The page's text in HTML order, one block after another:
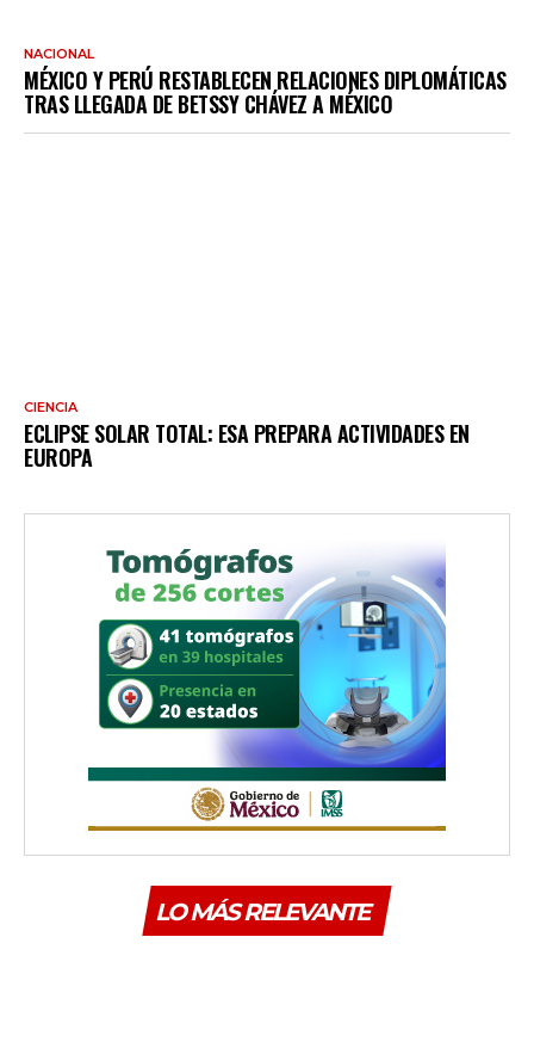
NACIONAL
MÉXICO Y PERÚ RESTABLECEN RELACIONES DIPLOMÁTICAS
TRAS LLEGADA DE BETSSY CHÁVEZ A MÉXICO
CIENCIA
ECLIPSE SOLAR TOTAL: ESA PREPARA ACTIVIDADES EN
EUROPA
LO MÁS RELEVANTE